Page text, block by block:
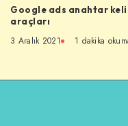
Google ads anahtar
araçları
3 Aralık 2021 1 dakika